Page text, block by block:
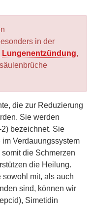
in der
Lungenentzündung,
die zur Reduzierung
Sie werden
bezeichnet. Sie
Verdauungssystem
die Schmerzen
die Heilung.
mit, als auch
sind, können wir
Simetidin